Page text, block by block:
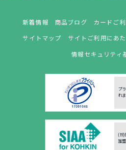
新着情報 商品ブログ カードご
サイトマップ
サイトご利用にあ
情報セキュリティ
プ
れま
(社
加